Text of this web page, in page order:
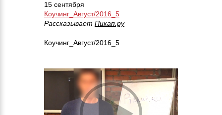
15 сентября
Коучинг_Август/2016_5
Рассказывает Пикап.ру
Коучинг_Август/2016_5